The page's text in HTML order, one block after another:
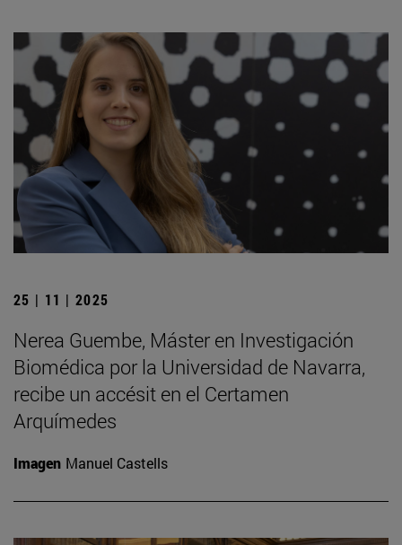
25 | 11 | 2025
Nerea Guembe, Máster en Investigación
Biomédica por la Universidad de Navarra,
recibe un accésit en el Certamen
Arquímedes
Imagen Manuel Castells